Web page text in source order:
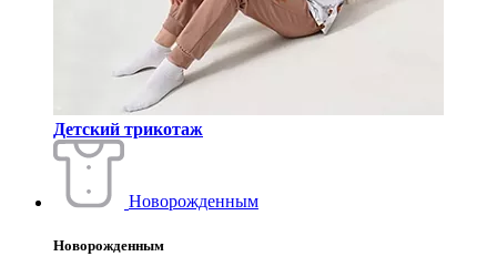
Детский трикотаж
Новорожденным
Новорожденным